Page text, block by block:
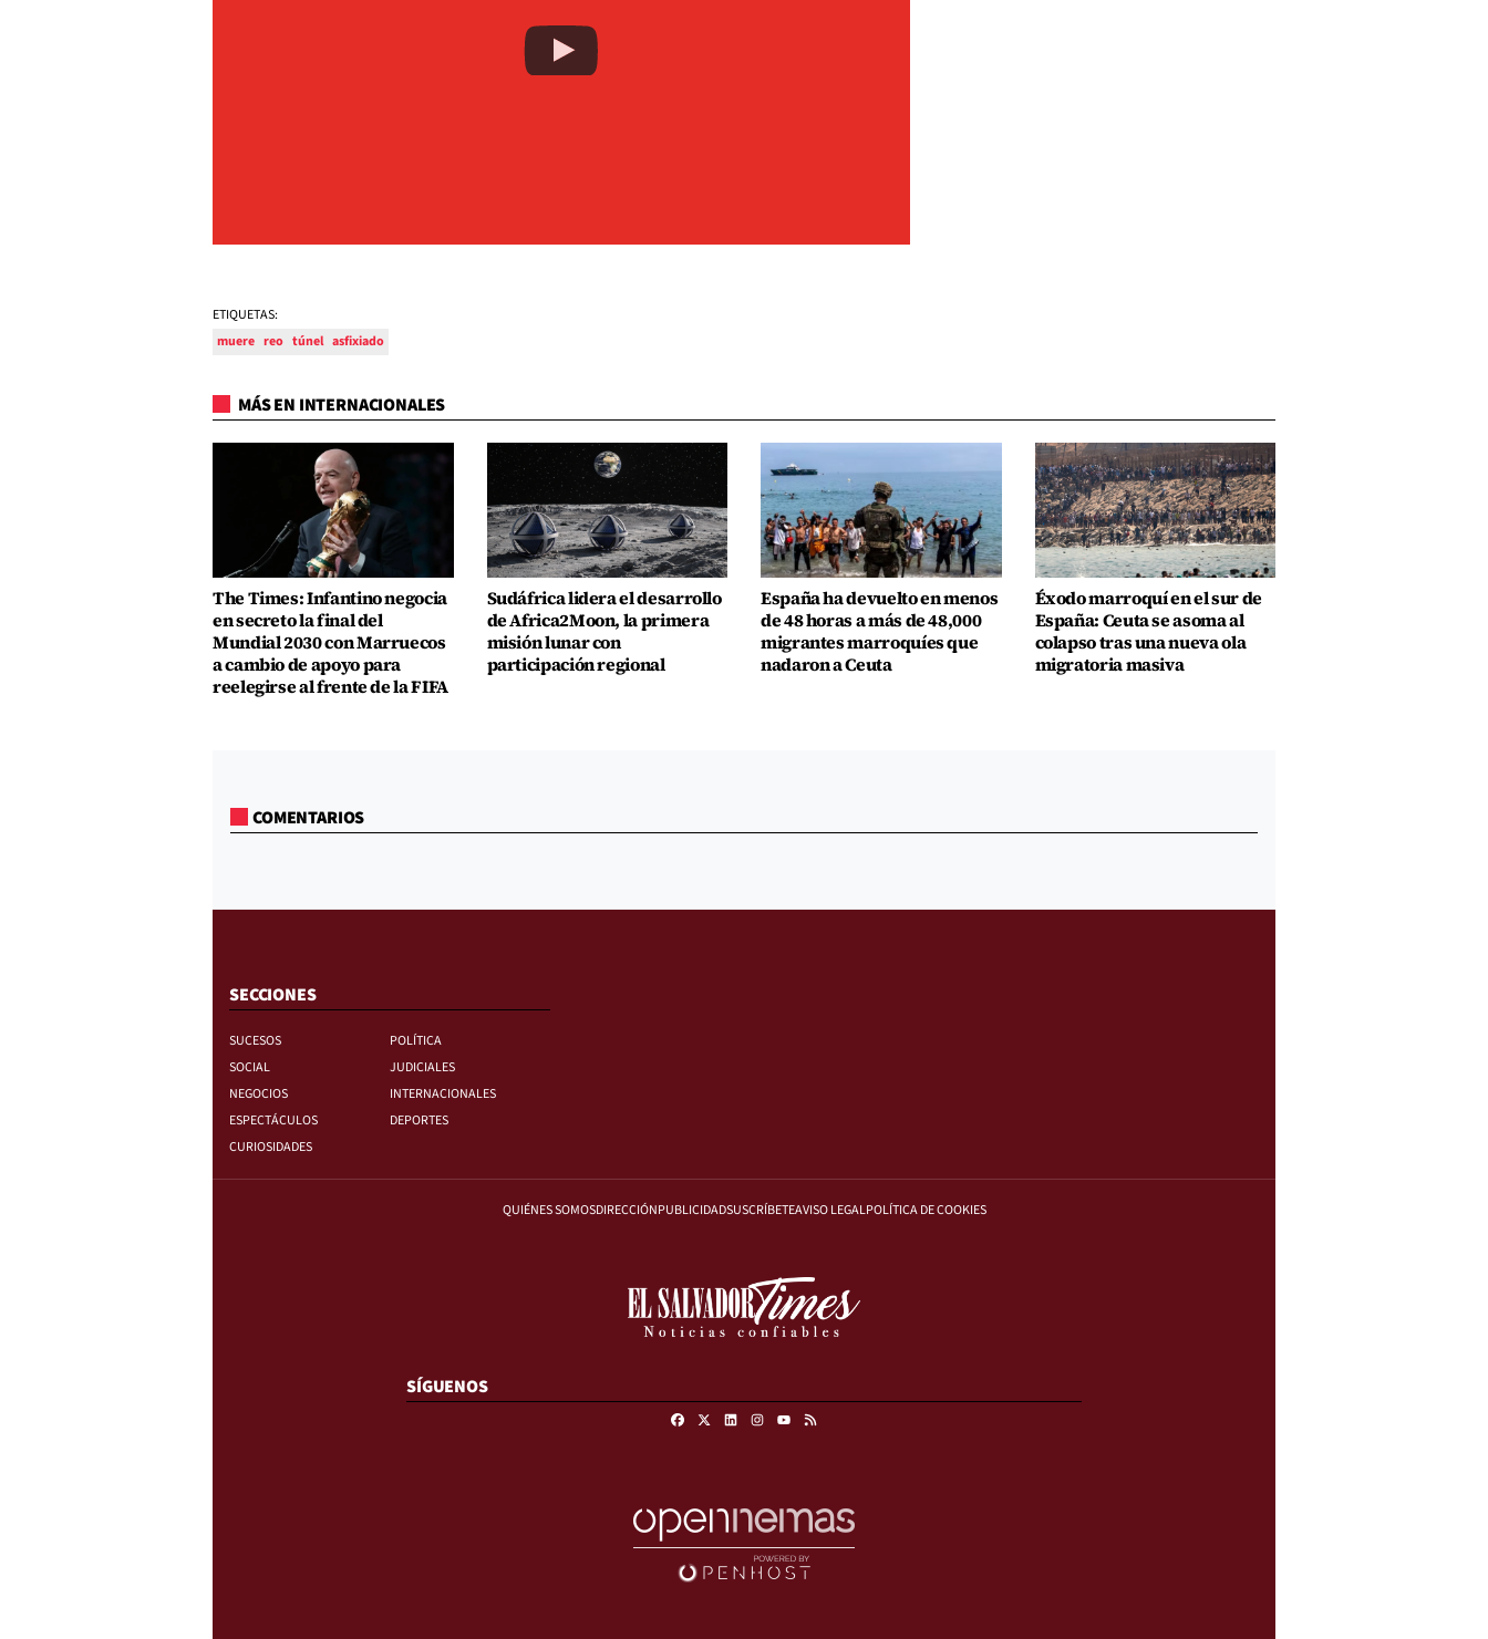
ETIQUETAS:
muere reo túnel asfixiado
MÁS EN INTERNACIONALES
The Times: Infantino negocia
en secreto la final del
Mundial 2030 con Marruecos
a cambio de apoyo para
reelegirse al frente de la FIFA
Sudáfrica lidera el desarrollo
de Africa2Moon, la primera
misión lunar con
participación regional
España ha devuelto en menos
de 48 horas a más de 48,000
migrantes marroquíes que
nadaron a Ceuta
Éxodo marroquí en el sur de
España: Ceuta se asoma al
colapso tras una nueva ola
migratoria masiva
COMENTARIOS
SECCIONES
SUCESOS
POLÍTICA
SOCIAL
JUDICIALES
NEGOCIOS
INTERNACIONALES
ESPECTÁCULOS
DEPORTES
CURIOSIDADES
QUIÉNES SOMOSDIRECCIÓNPUBLICIDADSUSCRÍBETEAVISO LEGALPOLÍTICA DE COOKIES
SÍGUENOS
FacebookLinkedinInstagram